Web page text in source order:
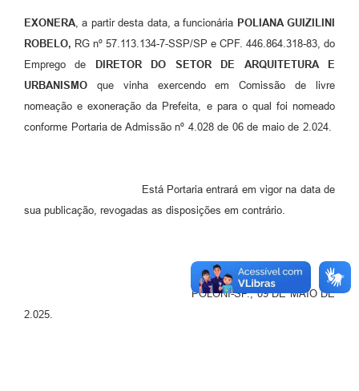
Editais
Links
Telefones Úteis
Jornal
SIC
EXONERA , a partir desta data, a funcionária POLIANA GUIZILINI
ROBELO, RG nº 57.113.134-7-SSP/SP e CPF. 446.864.318-83, do
Emprego de DIRETOR DO SETOR DE ARQUITETURA E
URBANISMO que vinha exercendo em Comissão de livre
nomeação e exoneração da Prefeita, e para o qual foi nomeado
conforme Portaria de Admissão nº 4.028 de 06 de maio de 2.024.
Está Portaria entrará em vigor na data de
sua publicação, revogadas as disposições em contrário.
POLONI-SP., 09 DE MAIO DE
2.025.